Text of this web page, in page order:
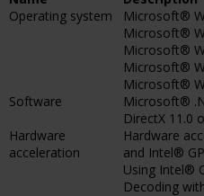
Operating system
Microsoft®
Microsoft®
Microsoft®
Microsoft®
Microsoft®
Software
Microsoft®
DirectX 11.0
Hardware
acceleration
Hardware
and Intel®
Using Intel®
Decoding